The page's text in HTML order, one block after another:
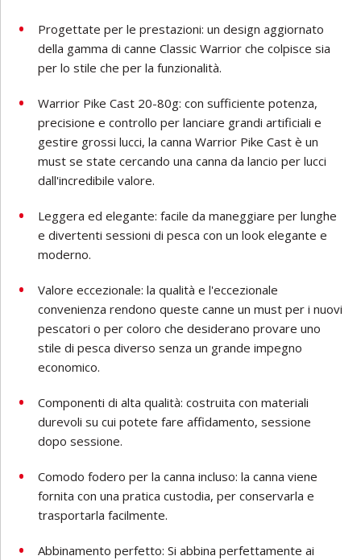
Progettate per le prestazioni: un design aggiornato
della gamma di canne Classic Warrior che colpisce sia
per lo stile che per la funzionalità.
Warrior Pike Cast 20-80g: con sufficiente potenza,
precisione e controllo per lanciare grandi artificiali e
gestire grossi lucci, la canna Warrior Pike Cast è un
must se state cercando una canna da lancio per lucci
dall'incredibile valore.
Leggera ed elegante: facile da maneggiare per lunghe
e divertenti sessioni di pesca con un look elegante e
moderno.
Valore eccezionale: la qualità e l'eccezionale
convenienza rendono queste canne un must per i nuovi
pescatori o per coloro che desiderano provare uno
stile di pesca diverso senza un grande impegno
economico.
Componenti di alta qualità: costruita con materiali
durevoli su cui potete fare affidamento, sessione
dopo sessione.
Comodo fodero per la canna incluso: la canna viene
fornita con una pratica custodia, per conservarla e
trasportarla facilmente.
Abbinamento perfetto: Si abbina perfettamente ai